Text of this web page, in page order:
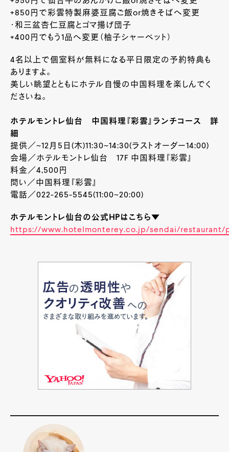
+850円で彩雲特製麻婆豆腐ご飯or焼きそばへ変更
・和三盆杏仁豆腐とゴマ揚げ団子
+400円でもう1品へ変更（柚子シャーベット）
4名以上で個室料が無料になる平日限定の予約特典も
ありますよ。
美しい眺望とともにホテル自慢の中国料理を楽しんでく
ださいね。
ホテルモントレ仙台 中国料理『彩雲』ランチコース 詳
細
提供／~12月5日(木)11:30~14:30(ラストオーダー14:00)
会場／ホテルモントレ仙台 17F 中国料理『彩雲』
料金／4,500円
問い／中国料理『彩雲』
電話／022-265-5545(11:00~20:00)
ホテルモントレ仙台の公式HPはこちら▼
https://www.hotelmonterey.co.jp/sendai/restaurant/